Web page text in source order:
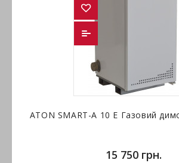
ATON SMART-А 10 Е Газовий
15 750 грн.